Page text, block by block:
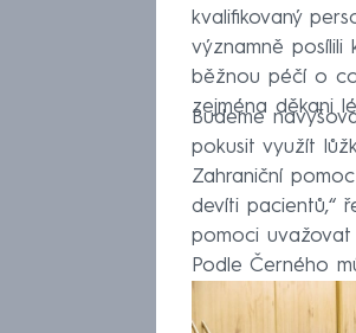
kvalifikovaný
významně posílili
běžnou péčí o
zejména děkani
Budeme
pokusit využít
Zahraniční
devíti pacientů,“
pomoci uvažovat
Podle Černého